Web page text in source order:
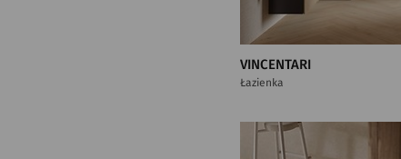
VINCENTARI
Łazienka